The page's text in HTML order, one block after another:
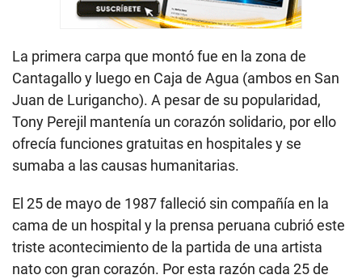
La primera carpa que montó fue en la zona de
Cantagallo y luego en Caja de Agua (ambos en San
Juan de Lurigancho). A pesar de su popularidad,
Tony Perejil mantenía un corazón solidario, por ello
ofrecía funciones gratuitas en hospitales y se
sumaba a las causas humanitarias.
El 25 de mayo de 1987 falleció sin compañía en la
cama de un hospital y la prensa peruana cubrió este
triste acontecimiento de la partida de una artista
nato con gran corazón. Por esta razón cada 25 de